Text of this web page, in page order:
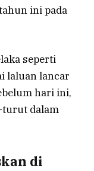
ini pada
seperti
laluan lancar
hari ini,
turut dalam
di